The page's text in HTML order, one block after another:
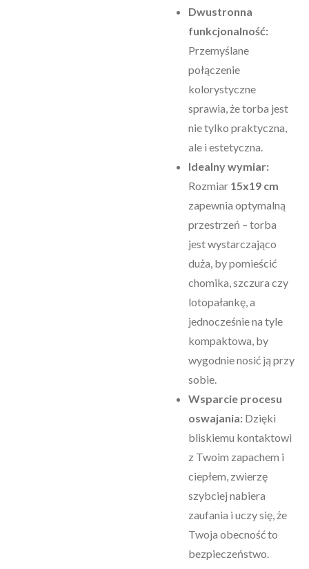
Dwustronna
funkcjonalność:
Przemyślane
połączenie
kolorystyczne
sprawia, że torba jest
nie tylko praktyczna,
ale i estetyczna.
Idealny wymiar:
Rozmiar 15x19 cm
zapewnia optymalną
przestrzeń – torba
jest wystarczająco
duża, by pomieścić
chomika, szczura czy
lotopałankę, a
jednocześnie na tyle
kompaktowa, by
wygodnie nosić ją przy
sobie.
Wsparcie procesu
oswajania: Dzięki
bliskiemu kontaktowi
z Twoim zapachem i
ciepłem, zwierzę
szybciej nabiera
zaufania i uczy się, że
Twoja obecność to
bezpieczeństwo.